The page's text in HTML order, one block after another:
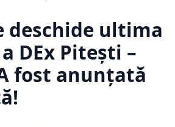
deschide ultima
DEx Pitești –
fost anunțată